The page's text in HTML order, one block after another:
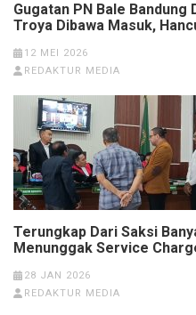
Gugatan PN Bale Bandung
Troya Dibawa Masuk,
12 MEI 2026
REDAKTUR MEDIA
Terungkap Dari Saksi
Menunggak Service
28 JAN 2026
REDAKTUR MEDIA